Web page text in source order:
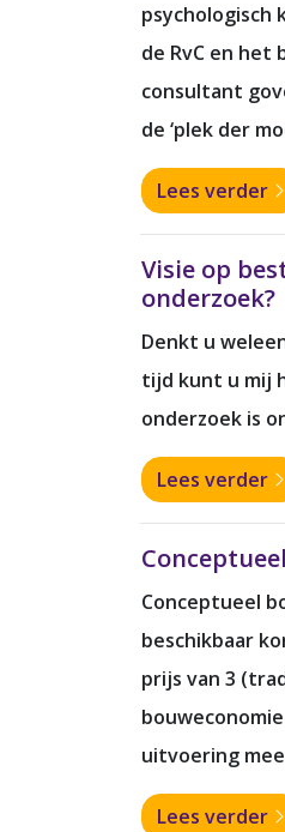
psychologisch
de RvC en
consultant
de ‘plek der
Lees verder
Visie op
onderzoek?
Denkt u
tijd kunt u mij
onderzoek is
Lees verder
Conceptueel
beschikbaar
prijs van 3
uitvoering
Lees verder